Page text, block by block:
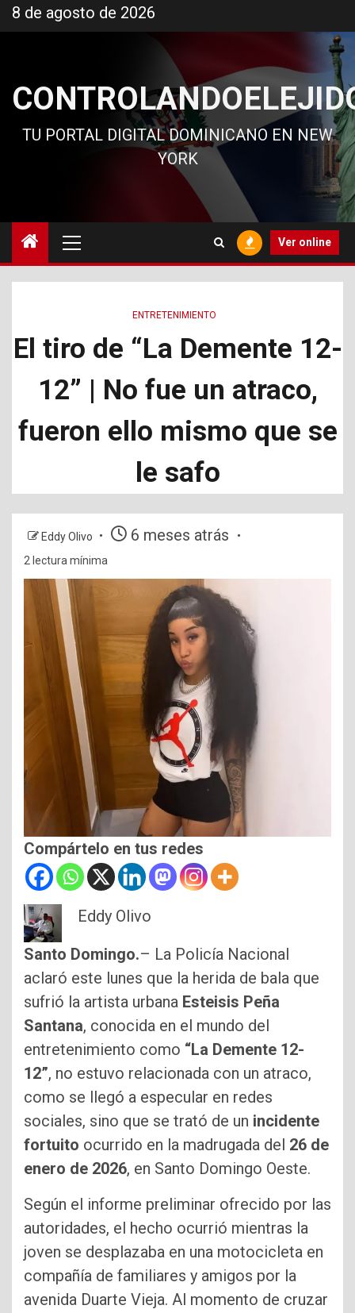
al
8 de agosto de 2026
TU PORTAL DIGITAL DOMINICANO EN NEW
YORK
principal
Ver online
ENTRETENIMIENTO
El tiro de “La Demente 12-
12” | No fue un atraco,
fueron ello mismo que se
le safo
Eddy Olivo 6 meses atrás
2 lectura mínima
Compártelo en tus redes
Eddy Olivo
Santo Domingo.– La Policía Nacional
aclaró este lunes que la herida de bala que
sufrió la artista urbana Esteisis Peña
Santana, conocida en el mundo del
entretenimiento como “La Demente 12-
12”, no estuvo relacionada con un atraco,
como se llegó a especular en redes
sociales, sino que se trató de un incidente
fortuito ocurrido en la madrugada del 26 de
enero de 2026, en Santo Domingo Oeste.
Según el informe preliminar ofrecido por las
autoridades, el hecho ocurrió mientras la
joven se desplazaba en una motocicleta en
compañía de familiares y amigos por la
avenida Duarte Vieja. Al momento de cruzar